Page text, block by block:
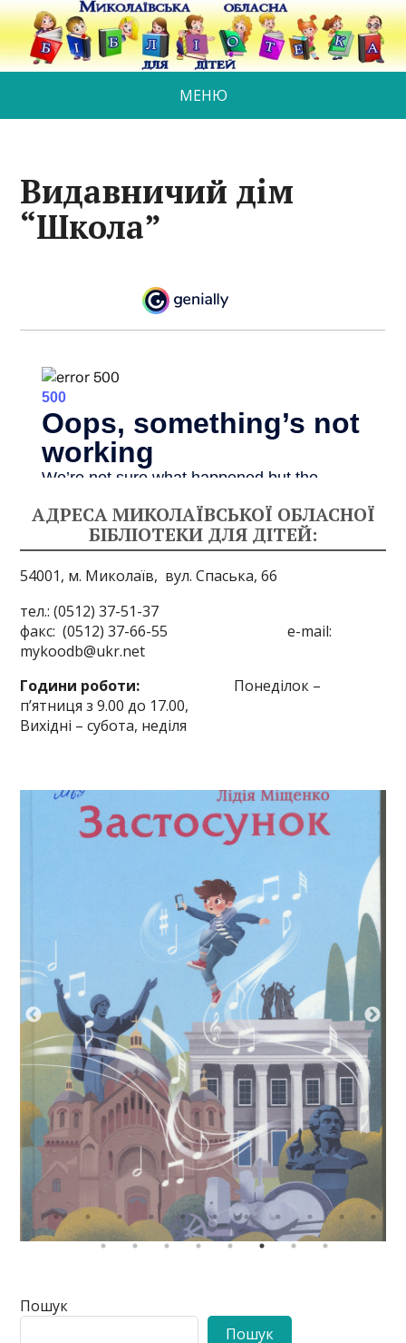
МЕНЮ
Видавничий дім
“Школа”
АДРЕСА МИКОЛАЇВСЬКОЇ ОБЛАСНОЇ
БІБЛІОТЕКИ ДЛЯ ДІТЕЙ:
54001, м. Миколаїв, вул. Спаська, 66
тел.: (0512) 37-51-37
факс: (0512) 37-66-55 e-mail:
mykoodb@ukr.net
Години роботи: Понеділок –
п’ятниця з 9.00 до 17.00,
Вихідні – субота, неділя
Пошук
Пошук